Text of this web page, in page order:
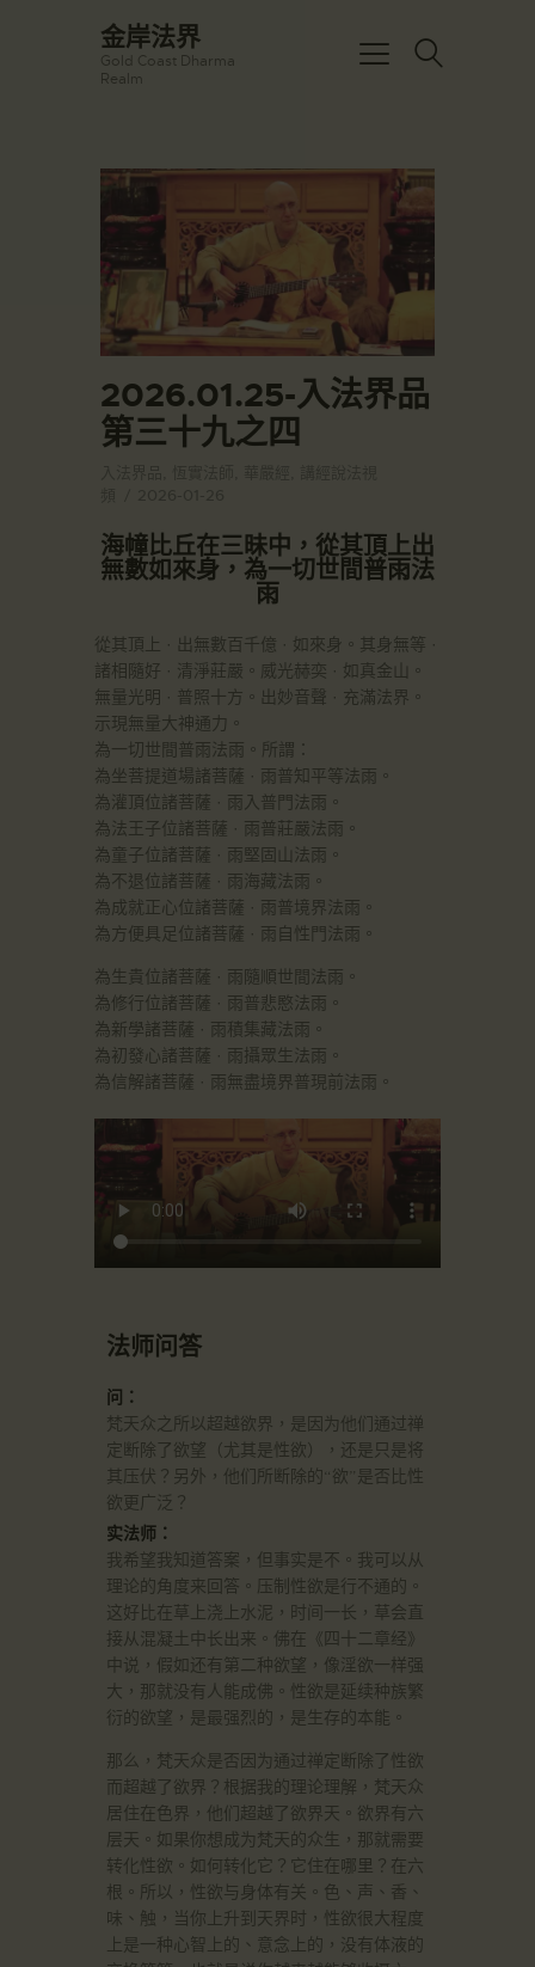
金岸法界
Gold Coast Dharma
Realm
主頁
金岸活動|EVENTS
講經說法
關於金岸
宣化上人
教育培德
聯繫我們
2026.01.25-入法界品
第三十九之四
海幢比丘在三昧中，從其頂上出
無數如來身，為一切世間普雨法
雨
從其頂上 · 出無數百千億 · 如來身。其身無等 ·
諸相隨好 · 清淨莊嚴。威光赫奕 · 如真金山。
無量光明 · 普照十方。出妙音聲 · 充滿法界。
示現無量大神通力。
為一切世間普雨法雨。所謂：
為坐菩提道場諸菩薩 · 雨普知平等法雨。
為灌頂位諸菩薩 · 雨入普門法雨。
為法王子位諸菩薩 · 雨普莊嚴法雨。
為童子位諸菩薩 · 雨堅固山法雨。
為不退位諸菩薩 · 雨海藏法雨。
為成就正心位諸菩薩 · 雨普境界法雨。
為方便具足位諸菩薩 · 雨自性門法雨。
為生貴位諸菩薩 · 雨隨順世間法雨。
為修行位諸菩薩 · 雨普悲愍法雨。
為新學諸菩薩 · 雨積集藏法雨。
為初發心諸菩薩 · 雨攝眾生法雨。
為信解諸菩薩 · 雨無盡境界普現前法雨。
法师问答
问：
梵天众之所以超越欲界，是因为他们通过禅
定断除了欲望（尤其是性欲），还是只是将
其压伏？另外，他们所断除的“欲”是否比性
欲更广泛？
实法师：
我希望我知道答案，但事实是不。我可以从
理论的角度来回答。压制性欲是行不通的。
这好比在草上浇上水泥，时间一长，草会直
接从混凝土中长出来。佛在《四十二章经》
中说，假如还有第二种欲望，像淫欲一样强
大，那就没有人能成佛。性欲是延续种族繁
衍的欲望，是最强烈的，是生存的本能。
那么，梵天众是否因为通过禅定断除了性欲
而超越了欲界？根据我的理论理解，梵天众
居住在色界，他们超越了欲界天。欲界有六
层天。如果你想成为梵天的众生，那就需要
转化性欲。如何转化它？它住在哪里？在六
根。所以，性欲与身体有关。色、声、香、
味、触，当你上升到天界时，性欲很大程度
上是一种心智上的、意念上的，没有体液的
☀️法宴：華嚴經入法界品第三十九 ☀️
🙏講者：上恆下實法師 (Rev. Heng
Sure)
每周日，下午12：30 - 14：00
⏰California Time
09:30 - 11:00pm Every Sat
👉Zoom Link 链接：
https://drba-
org.zoom.us/j/84914586289
👉Meeting ID 会议号：84914586289
🔔提醒:
一、請以【全名+所在地】方式加入會
Got it!